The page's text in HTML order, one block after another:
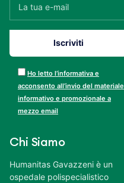
Ho letto l’informativa e
acconsento all’invio del materiale
informativo e promozionale a
mezzo email
Chi Siamo
Humanitas Gavazzeni è un
ospedale polispecialistico